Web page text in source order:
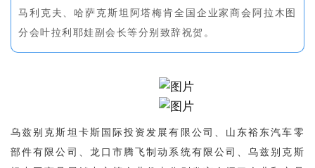
马利克夫、哈萨克斯坦阿塔梅肯全国企业家商会阿拉木图
分会叶拉利耶娃副会长等分别致辞祝贺。
乌兹别克斯坦卡斯国际投资发展有限公司、山东裕东汽车零
部件有限公司、龙口市腾飞制动系统有限公司、乌兹别克斯